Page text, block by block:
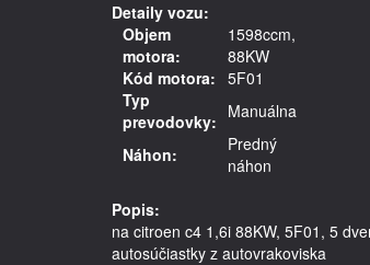
Detaily vozu:
Objem
motora:
1598ccm,
88KW
Kód motora: 5F01
Typ
prevodovky: Manuálna
Náhon:
Predný
náhon
Popis:
na citroen c4 1,6i 88KW, 5F01, 5
autosúčiastky z autovrakoviska